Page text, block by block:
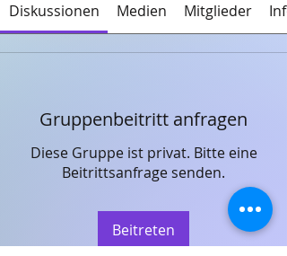
Diskussionen Medien Mitglieder Info
Gruppenbeitritt anfragen
Diese Gruppe ist privat. Bitte eine
Beitrittsanfrage senden.
Beitreten